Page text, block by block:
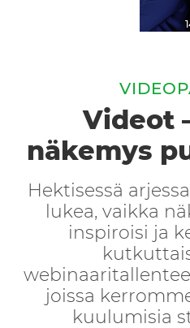
Videot
näkemys
Hektisessä
lukea, vaikka
inspiroisi ja
joissa
kuulumisia